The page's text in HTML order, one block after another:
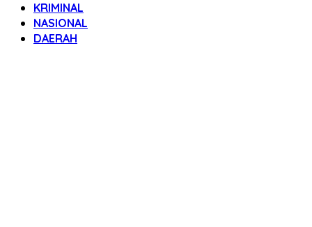
KRIMINAL
NASIONAL
DAERAH